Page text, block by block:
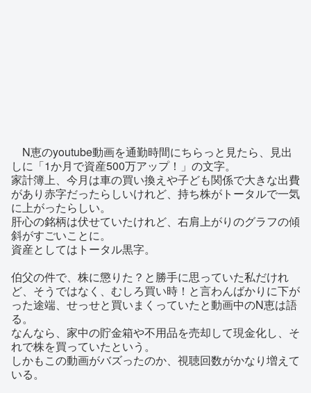
N恵のyoutube動画を通勤時間にちらっと見たら、見出
しに「1か月で資産500万アップ！」の文字。
家計簿上、今月は車の買い換えや子ども関係で大きな出費
があり赤字だったらしいけれど、持ち株がトータルで一気
に上がったらしい。
肝心の銘柄は伏せていたけれど、右肩上がりのグラフの傾
斜がすごいことに。
資産としてはトータル黒字。
伯父の件で、株に懲りた？と勝手に思っていた私だけれ
ど、そうではなく、むしろ買い時！と言わんばかりに下が
った途端、せっせと買いまくっていたと動画中のN恵は語
る。
なんなら、家中の貯金箱や不用品を売却して現金化し、そ
れで株を買っていたという。
しかもこの動画がバズったのか、視聴回数がかなり増えて
いる。